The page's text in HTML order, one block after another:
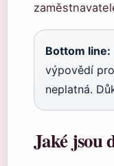
Bottom line:
výpovědí
neplatná.
Jaké jsou